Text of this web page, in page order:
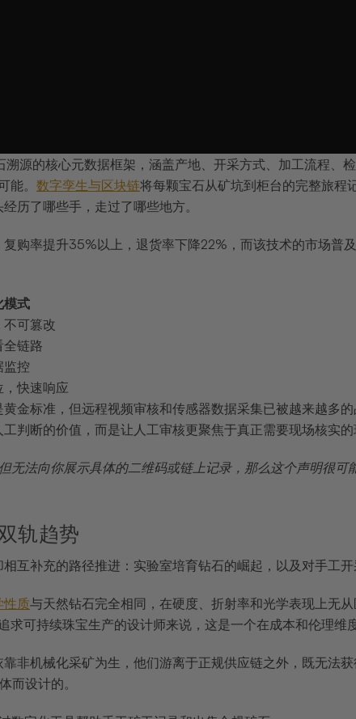
源的核心元数据框架，涵盖产地、开采方式、加工流程、
能。 数字孪生与区块链将每颗宝石从矿坑到柜台的完整旅程
历了哪些手，走过了哪些地方。
购率提升35%以上，退货率下降22%，而该技术的市场普
模式
不可篡改
全链路
监控
快速响应
金标准，但远程视频审核和传感器数据采集已被越来越多
判断的价值，而是让人工审核更聚焦于真正需要现场核实的
无法向你展示具体的二维码或链上记录，那么这个声明很可
轨趋势
互补充的路径推进：实验室培育钻石的崛起，以及对手工开
性质与天然钻石完全相同，在硬度、折射率和光学表现上无
可持续珠宝生产的设计师来说，这是一个在成本和伦理维
非机械化采矿为生，他们游离于正规供应链之外，既无法
而设计的。